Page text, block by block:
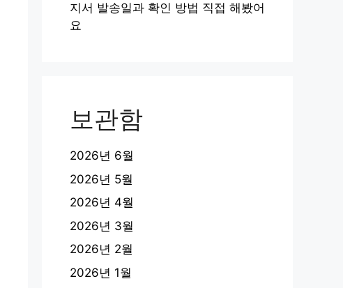
지서 발송일과 확인 방법 직접 해봤어
요
보관함
2026년 6월
2026년 5월
2026년 4월
2026년 3월
2026년 2월
2026년 1월